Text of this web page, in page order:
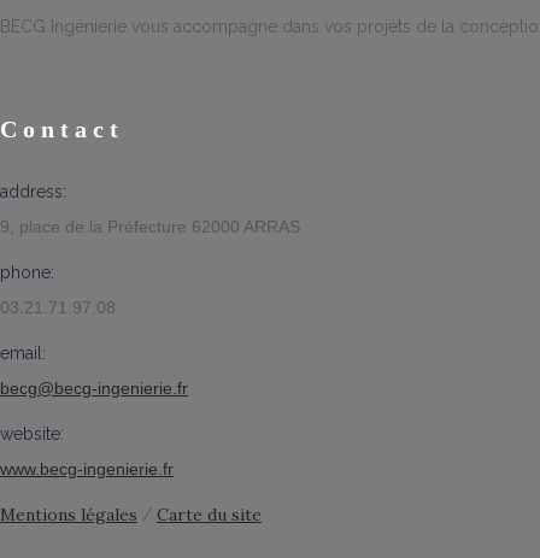
BECG Ingénierie vous accompagne dans vos projets de la
Contact
address:
9, place de la Préfecture 62000 ARRAS
phone:
03.21.71.97.08
email:
becg@becg-ingenierie.fr
website:
www.becg-ingenierie.fr
Mentions légales / Carte du site